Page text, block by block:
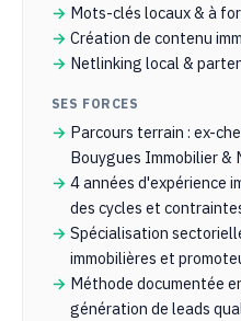
Mots-clés locaux & à
Création de contenu
Netlinking local &
SES FORCES
Parcours terrain : ex-
Bouygues Immobilier &
4 années d'expérience
des cycles et
Spécialisation
immobilières et
Méthode documentée
génération de leads